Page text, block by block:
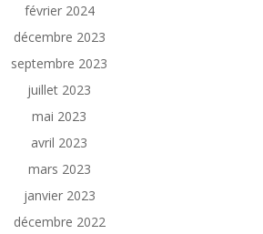
février 2024
décembre 2023
septembre 2023
juillet 2023
mai 2023
avril 2023
mars 2023
janvier 2023
décembre 2022